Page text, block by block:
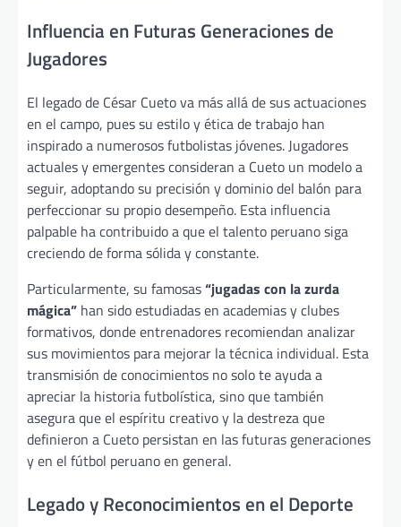
Influencia en Futuras Generaciones de
Jugadores
El legado de César Cueto va más allá de sus actuaciones
en el campo, pues su estilo y ética de trabajo han
inspirado a numerosos futbolistas jóvenes. Jugadores
actuales y emergentes consideran a Cueto un modelo a
seguir, adoptando su precisión y dominio del balón para
perfeccionar su propio desempeño. Esta influencia
palpable ha contribuido a que el talento peruano siga
creciendo de forma sólida y constante.
Particularmente, su famosas“jugadas con la zurda
mágica” han sido estudiadas en academias y clubes
formativos, donde entrenadores recomiendan analizar
sus movimientos para mejorar la técnica individual. Esta
transmisión de conocimientos no solo te ayuda a
apreciar la historia futbolística, sino que también
asegura que el espíritu creativo y la destreza que
definieron a Cueto persistan en las futuras generaciones
y en el fútbol peruano en general.
Legado y Reconocimientos en el Deporte